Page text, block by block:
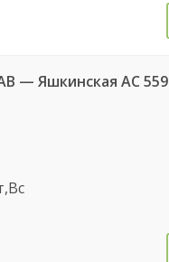
— Яшкинская АС 559